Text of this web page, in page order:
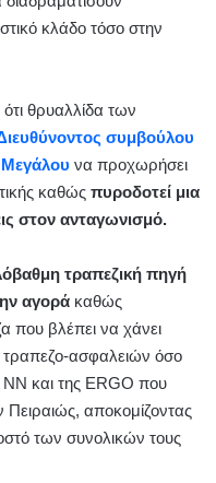
κλάδο τόσο στην
θρυαλλίδα των
συμβούλου
να προχωρήσει
καθώς πυροδοτεί μια
στον ανταγωνισμό.
τραπεζική πηγή
αγορά καθώς
που βλέπει να χάνει
ασφαλειών όσο
ΝΝ και της ERGO που
Πειραιώς, αποκομίζοντας
των συνολικών τους